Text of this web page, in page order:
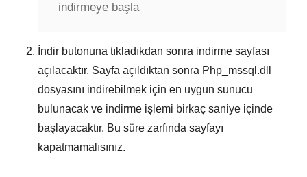
indirmeye başla
İndir butonuna tıkladıkdan sonra indirme sayfası
açılacaktır. Sayfa açıldıktan sonra Php_mssql.dll
dosyasını indirebilmek için en uygun sunucu
bulunacak ve indirme işlemi birkaç saniye içinde
başlayacaktır. Bu süre zarfında sayfayı
kapatmamalısınız.